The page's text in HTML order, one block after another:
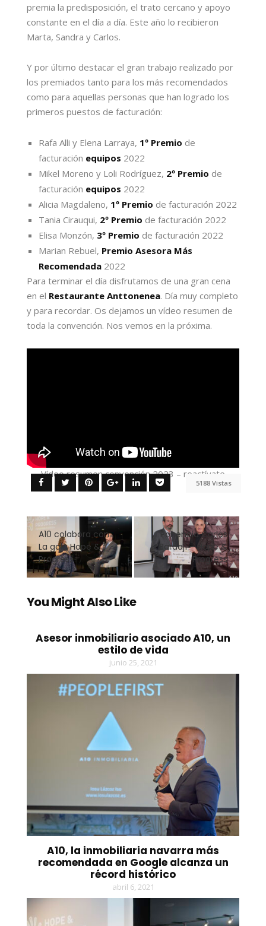
premia la predisposición, el trato cercano y apoyo
constante en el día a día. Este año lo recibieron
Marta, Sandra y Carlos.
Y por último destacar el gran trabajo realizado por
los premiados tanto para los más recomendados
como para aquellas personas que han logrado los
primeros puestos de facturación:
Rafa Alli y Elena Larraya, 1º Premio de
facturación equipos 2022
Mikel Moreno y Loli Rodríguez, 2º Premio de
facturación equipos 2022
Alicia Magdaleno, 1º Premio de facturación 2022
Tania Cirauqui, 2º Premio de facturación 2022
Elisa Monzón, 3º Premio de facturación 2022
Marian Rebuel, Premio Asesora Más
Recomendada 2022
Para terminar el día disfrutamos de una gran cena
en el Restaurante Anttonenea. Día muy completo
y para recordar. Os dejamos un vídeo resumen de
toda la convención. Nos vemos en la próxima.
Vídeo resumen convención 2023 – reactívate
5188 Vistas
A10 colabora con
La gala Hope &
Progress
Ponencia Carlos
Bardají – Hope &
Progress
You Might Also Like
Asesor inmobiliario asociado A10, un
estilo de vida
junio 25, 2021
A10, la inmobiliaria navarra más
recomendada en Google alcanza un
récord histórico
abril 6, 2021